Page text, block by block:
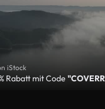
iStock
Rabatt mit Code